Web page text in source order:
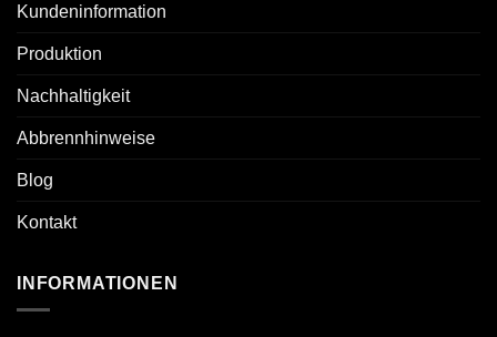
Kundeninformation
Produktion
Nachhaltigkeit
Abbrennhinweise
Blog
Kontakt
INFORMATIONEN